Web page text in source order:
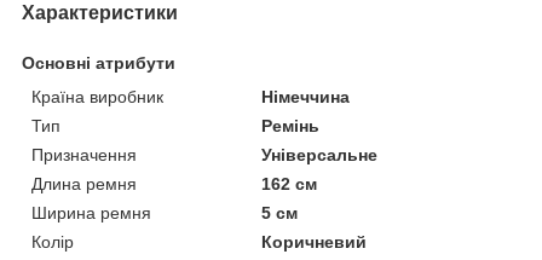
Характеристики
Основні атрибути
Країна виробник
Німеччина
Тип
Ремінь
Призначення
Універсальне
Длина ремня
162 см
Ширина ремня
5 см
Колір
Коричневий